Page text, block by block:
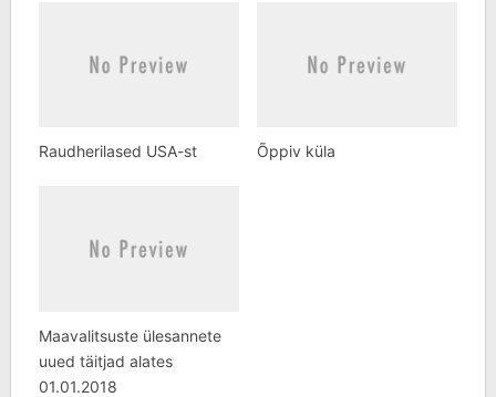
Raudherilased USA-st Õppiv küla
Maavalitsuste ülesannete
uued täitjad alates
01.01.2018